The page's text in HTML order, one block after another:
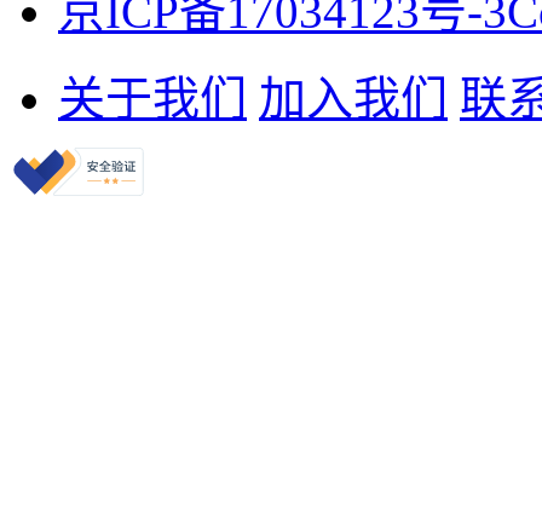
京ICP备17034123号-3
关于我们
加入我们 联